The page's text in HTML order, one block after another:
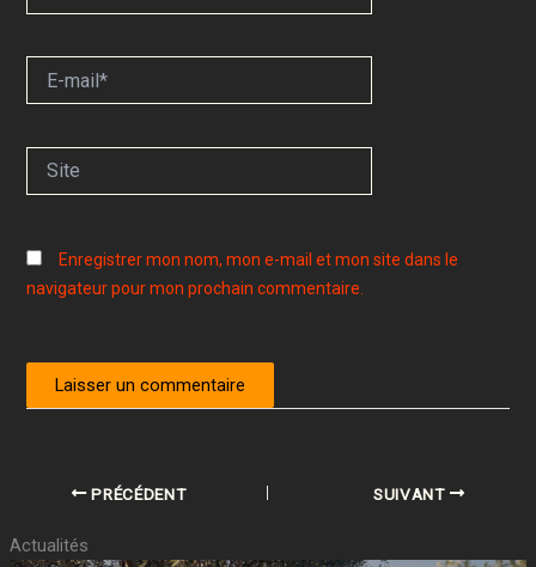
mail*
Enregistrer mon nom, mon e-mail et mon site dans le
navigateur pour mon prochain commentaire.
PRÉCÉDENT SUIVANT
Actualités